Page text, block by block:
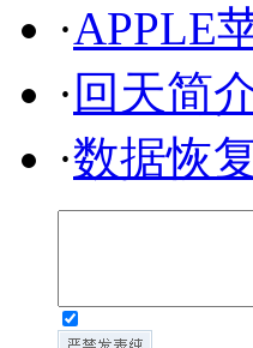
·APPLE
· 回天简
·数据恢